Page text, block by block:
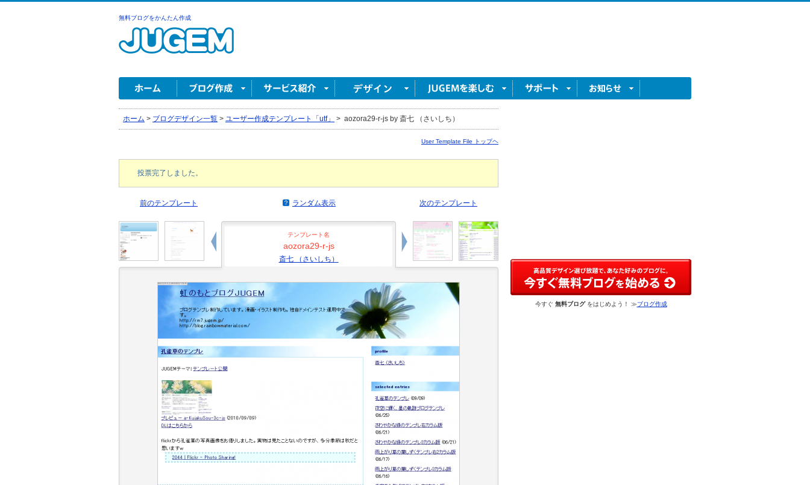
無料ブログをかんたん作成
ホーム > ブログデザイン一覧 > ユーザー作成テンプレート「utf」 > aozora29-r-js by 斎七 （さいしち）
User Template File トップヘ
投票完了しました。
前のテンプレート 次のテンプレート
ランダム表示
テンプレート名
aozora29-r-js
斎七 （さいしち）
今すぐ 無料ブログをはじめよう！ ≫ブログ作成